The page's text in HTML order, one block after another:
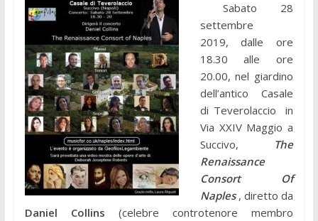
Sabato 28
settembre
2019, dalle ore
18.30 alle ore
20.00, nel giardino
dell’antico Casale
di Teverolaccio in
Via XXIV Maggio a
Succivo, The
Renaissance
Consort Of
Naples, diretto da
Daniel Collins (celebre controtenore membro